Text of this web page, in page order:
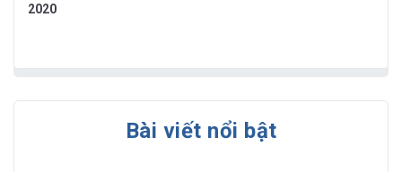
2020
Bài viết nổi bật